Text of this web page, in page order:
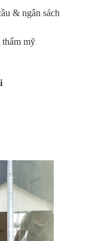
& ngân sách
thẩm mỹ